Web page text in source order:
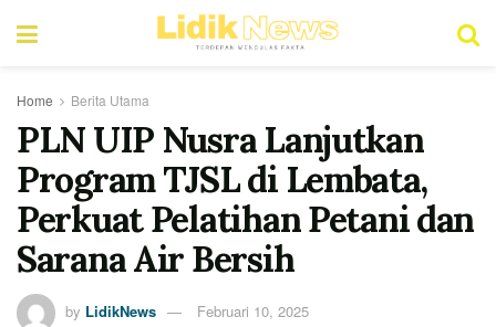
Home Berita Utama
PLN UIP Nusra Lanjutkan
Program TJSL di Lembata,
Perkuat Pelatihan Petani dan
Sarana Air Bersih
by LidikNews Februari 10, 2025